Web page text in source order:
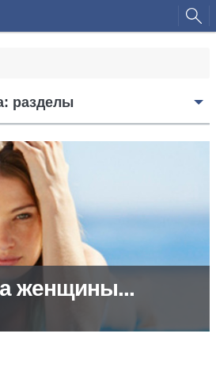
разделы
женщины...